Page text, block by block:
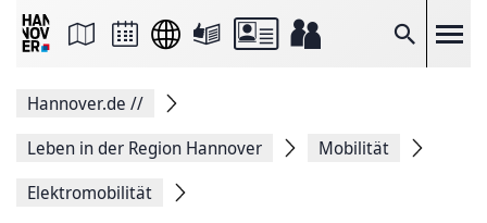
Suche
Seite
Facebook
teilen
Seitenlink
Hannover.de //
Leben in der Region Hannover
Mobilität
Elektromobilität